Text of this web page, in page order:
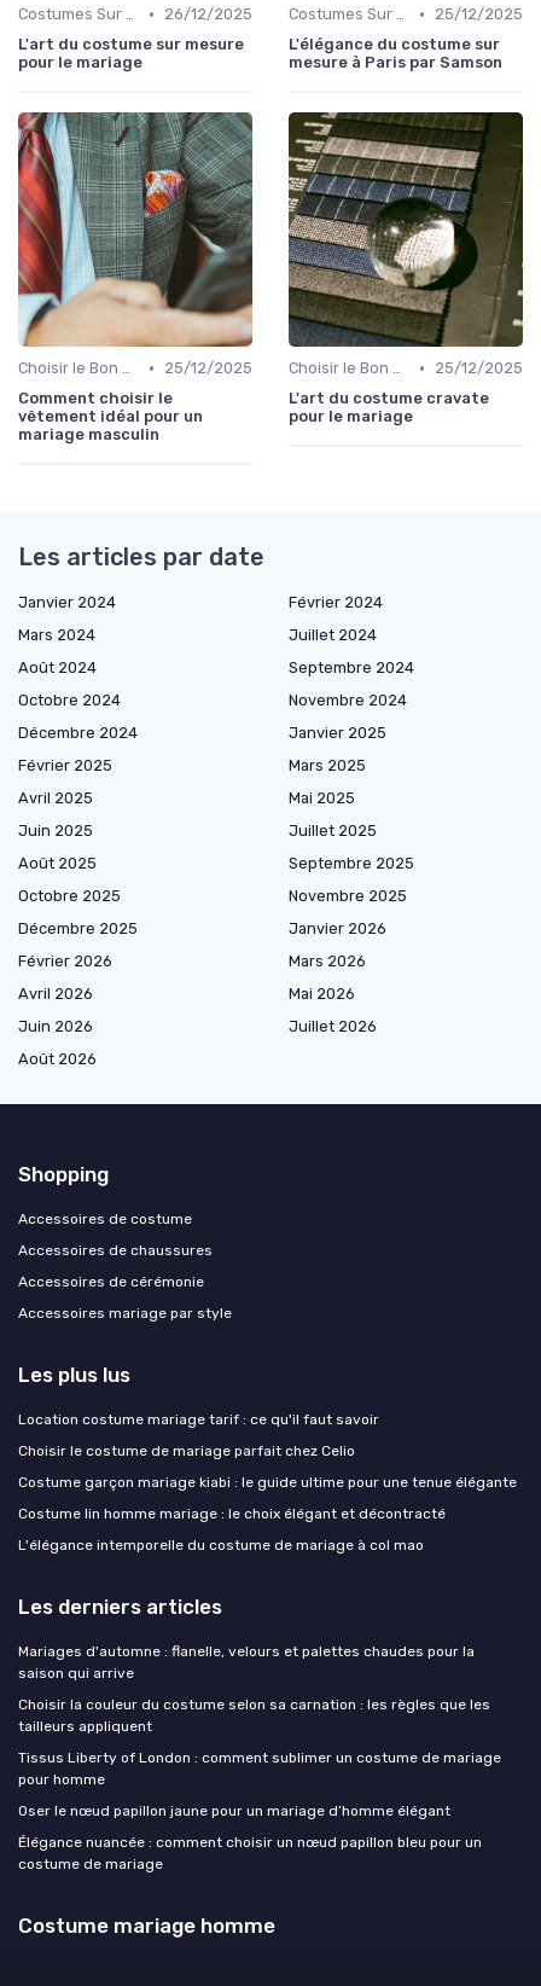
Costumes Sur Mesure •
26/12/2025
L'art du costume sur mesure
pour le mariage
Costumes Sur Mesure •
25/12/2025
L'élégance du costume sur
mesure à Paris par Samson
Choisir le Bon Costume •
25/12/2025
Comment choisir le
vêtement idéal pour un
mariage masculin
Choisir le Bon Costume •
25/12/2025
L'art du costume cravate
pour le mariage
Les articles par date
Janvier 2024
Février 2024
Mars 2024
Juillet 2024
Août 2024
Septembre 2024
Octobre 2024
Novembre 2024
Décembre 2024
Janvier 2025
Février 2025
Mars 2025
Avril 2025
Mai 2025
Juin 2025
Juillet 2025
Août 2025
Septembre 2025
Octobre 2025
Novembre 2025
Décembre 2025
Janvier 2026
Février 2026
Mars 2026
Avril 2026
Mai 2026
Juin 2026
Juillet 2026
Août 2026
Shopping
Accessoires de costume
Accessoires de chaussures
Accessoires de cérémonie
Accessoires mariage par style
Les plus lus
Location costume mariage tarif : ce qu'il faut savoir
Choisir le costume de mariage parfait chez Celio
Costume garçon mariage kiabi : le guide ultime pour une tenue élégante
Costume lin homme mariage : le choix élégant et décontracté
L'élégance intemporelle du costume de mariage à col mao
Les derniers articles
Mariages d'automne : flanelle, velours et palettes chaudes pour la
saison qui arrive
Choisir la couleur du costume selon sa carnation : les règles que les
tailleurs appliquent
Tissus Liberty of London : comment sublimer un costume de mariage
pour homme
Oser le nœud papillon jaune pour un mariage d’homme élégant
Élégance nuancée : comment choisir un nœud papillon bleu pour un
costume de mariage
Costume mariage homme